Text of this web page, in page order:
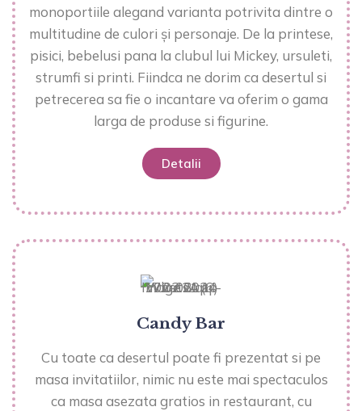
monoportiile alegand varianta potrivita dintre o
multitudine de culori și personaje. De la printese,
pisici, bebelusi pana la clubul lui Mickey, ursuleti,
strumfi si printi. Fiindca ne dorim ca desertul si
petrecerea sa fie o incantare va oferim o gama
larga de produse si figurine.
Detalii
Candy Bar
Cu toate ca desertul poate fi prezentat si pe
masa invitatiilor, nimic nu este mai spectaculos
ca masa asezata gratios in restaurant, cu